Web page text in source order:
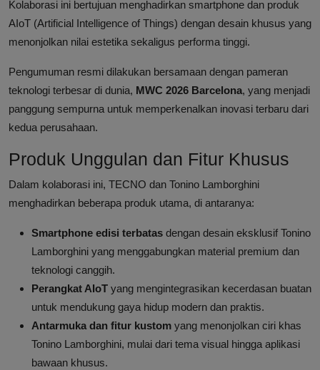
Kolaborasi ini bertujuan menghadirkan smartphone dan produk
AIoT (Artificial Intelligence of Things) dengan desain khusus yang
menonjolkan nilai estetika sekaligus performa tinggi.
Pengumuman resmi dilakukan bersamaan dengan pameran
teknologi terbesar di dunia, MWC 2026 Barcelona, yang menjadi
panggung sempurna untuk memperkenalkan inovasi terbaru dari
kedua perusahaan.
Produk Unggulan dan Fitur Khusus
Dalam kolaborasi ini, TECNO dan Tonino Lamborghini
menghadirkan beberapa produk utama, di antaranya:
Smartphone edisi terbatas dengan desain eksklusif Tonino
Lamborghini yang menggabungkan material premium dan
teknologi canggih.
Perangkat AIoT yang mengintegrasikan kecerdasan buatan
untuk mendukung gaya hidup modern dan praktis.
Antarmuka dan fitur kustom yang menonjolkan ciri khas
Tonino Lamborghini, mulai dari tema visual hingga aplikasi
bawaan khusus.